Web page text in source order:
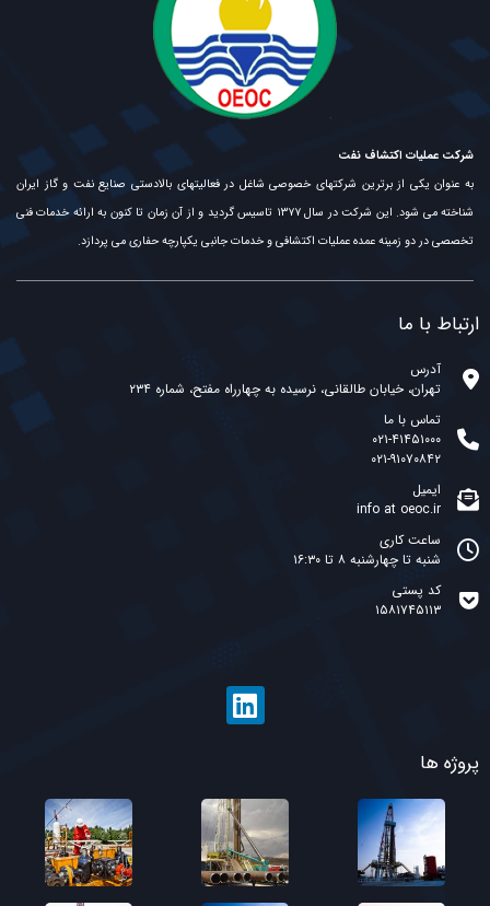
شرکت عملیات اکتشاف نفت
به عنوان یکی از برترین شرکتهای خصوصی شاغل در فعالیتهای بالادستی صنایع نفت و گاز ایران
شناخته می شود. این شرکت در سال ۱۳۷۷ تاسیس گردید و از آن زمان تا کنون به ارائه خدمات فنی
تخصصی در دو زمینه عمده عملیات اکتشافی و خدمات جانبی یکپارچه حفاری می پردازد.
ارتباط با ما
آدرس
تهران، خیابان طالقانی، نرسیده به چهارراه مفتح، شماره ۲۳۴
تماس با ما
۰۲۱-۴۱۴۵۱۰۰۰
۰۲۱-۹۱۰۷۰۸۴۲
ایمیل
info at oeoc.ir
ساعت کاری
شنبه تا چهارشنبه ۸ تا ۱۶:۳۰
کد پستی
۱۵۸۱۷۴۵۱۱۳
پروژه ها